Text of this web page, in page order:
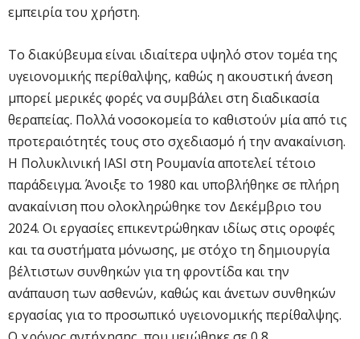
εμπειρία του χρήστη.
Το διακύβευμα είναι ιδιαίτερα υψηλό στον τομέα της
υγειονομικής περίθαλψης, καθώς η ακουστική άνεση
μπορεί μερικές φορές να συμβάλει στη διαδικασία
θεραπείας. Πολλά νοσοκομεία το καθιστούν μία από τις
προτεραιότητές τους στο σχεδιασμό ή την ανακαίνιση.
Η Πολυκλινική IASI στη Ρουμανία αποτελεί τέτοιο
παράδειγμα. Άνοιξε το 1980 και υποβλήθηκε σε πλήρη
ανακαίνιση που ολοκληρώθηκε τον Δεκέμβριο του
2024. Οι εργασίες επικεντρώθηκαν ιδίως στις οροφές
και τα συστήματα μόνωσης, με στόχο τη δημιουργία
βέλτιστων συνθηκών για τη φροντίδα και την
ανάπαυση των ασθενών, καθώς και άνετων συνθηκών
εργασίας για το προσωπικό υγειονομικής περίθαλψης.